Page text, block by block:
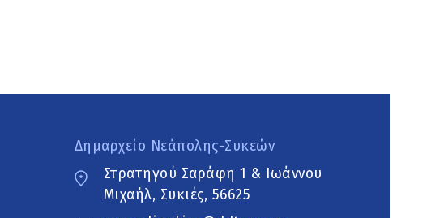
Δημαρχείο Νεάπολης-Συκεών
Στρατηγού Σαράφη 1 & Ιωάννου
Μιχαήλ, Συκιές, 56625